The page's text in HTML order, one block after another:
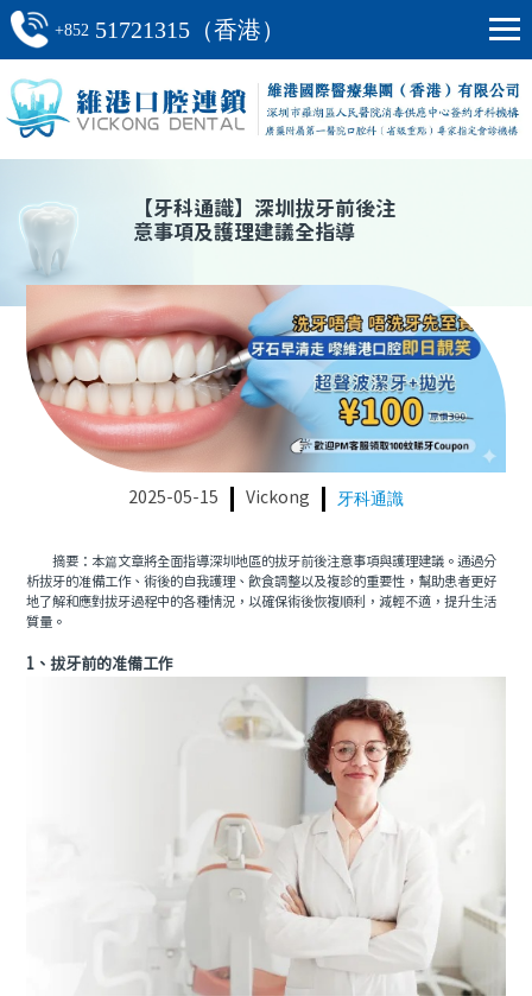
+852 51721315（香港）
【牙科通識】 深圳拔牙前後注
意事項及護理建議全指導
2025-05-15 Vickong 牙科通識
摘要：本篇文章將全面指導深圳地區的拔牙前後注意事項與護理建議。通過分
析拔牙的准備工作、術後的自我護理、飲食調整以及複診的重要性，幫助患者更好
地了解和應對拔牙過程中的各種情況，以確保術後恢複順利，減輕不適，提升生活
質量。
1、拔牙前的准備工作